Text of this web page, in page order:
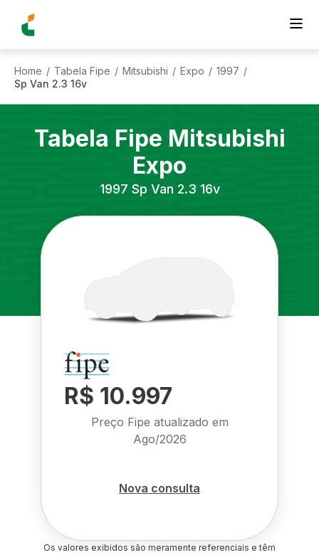
Home / Tabela Fipe / Mitsubishi / Expo / 1997 /
Sp Van 2.3 16v
Tabela Fipe Mitsubishi
Expo
1997 Sp Van 2.3 16v
R$ 10.997
Preço Fipe atualizado em
Ago/2026
Nova consulta
Os valores exibidos são meramente referenciais e têm